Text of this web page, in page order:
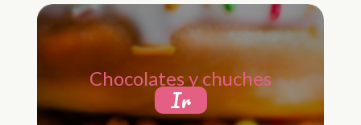
Chocolates y chuches
Ir